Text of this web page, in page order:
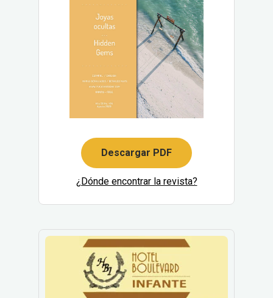
Descargar PDF
¿Dónde encontrar la revista?